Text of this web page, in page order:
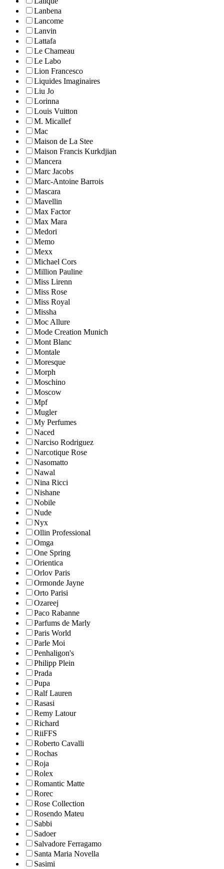
Lanbena
Lancome
Lanvin
Lattafa
Le Chameau
Le Labo
Lion Francesco
Liquides Imaginaires
Liu Jo
Lorinna
Louis Vuitton
M. Micallef
Mac
Maison de La Stee
Maison Francis Kurkdjian
Mancera
Marc Jacobs
Marc-Antoine Barrois
Mascara
Mavellin
Max Factor
Max Mara
Medori
Memo
Mexx
Michael Cors
Million Pauline
Miss Lirenn
Miss Rose
Miss Royal
Missha
Moc Allure
Mode Creation Munich
Mont Blanc
Montale
Moresque
Morph
Moschino
Moscow
Mpf
Mugler
My Perfumes
Naced
Narciso Rodriguez
Narcotique Rose
Nasomatto
Nawal
Nina Ricci
Nishane
Nobile
Nude
Nyx
Ollin Professional
Omga
One Spring
Orientica
Orlov Paris
Ormonde Jayne
Orto Parisi
Ozareej
Paco Rabanne
Parfums de Marly
Paris World
Parle Moi
Penhaligon's
Philipp Plein
Prada
Pupa
Ralf Lauren
Rasasi
Remy Latour
Richard
RiiFFS
Roberto Cavalli
Rochas
Roja
Rolex
Romantic Matte
Rorec
Rose Collection
Rosendo Mateu
Sabbi
Sadoer
Salvadore Ferragamo
Santa Maria Novella
Sasimi